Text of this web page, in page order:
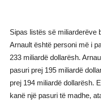
Sipas listës së miliarderëve
Arnault është personi më i
233 miliardë dollarësh.
pasuri prej 195 miliardë
prej 194 miliardë dollarësh.
kanë një pasuri të madhe,